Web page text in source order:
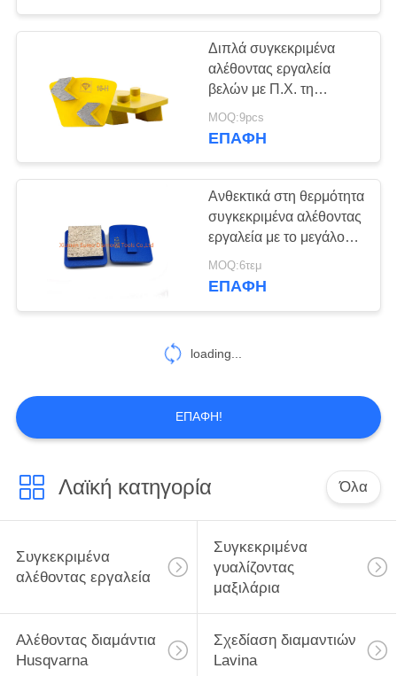
Διπλά συγκεκριμένα
αλέθοντας εργαλεία
βελών με Π.Χ. τη
προετοιμασία δύο
τμήματα διαμαντιών
MOQ:9pcs
ΕΠΑΦΉ
Ανθεκτικά στη θερμότητα
συγκεκριμένα αλέθοντας
εργαλεία με το μεγάλο
τετραγωνικό τμήμα
40*40*10
MOQ:6τεμ
ΕΠΑΦΉ
loading...
ΕΠΑΦΉ!
Λαϊκή κατηγορία Όλα
Συγκεκριμένα
αλέθοντας εργαλεία
Συγκεκριμένα
γυαλίζοντας
μαξιλάρια
Αλέθοντας διαμάντια
Husqvarna
Σχεδίαση διαμαντιών
Lavina